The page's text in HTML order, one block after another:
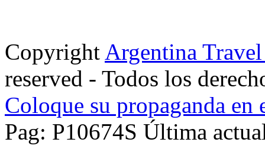
Copyright Argentina
reserved - Todos los
Coloque su propaganda en
Pag: P10674S Última